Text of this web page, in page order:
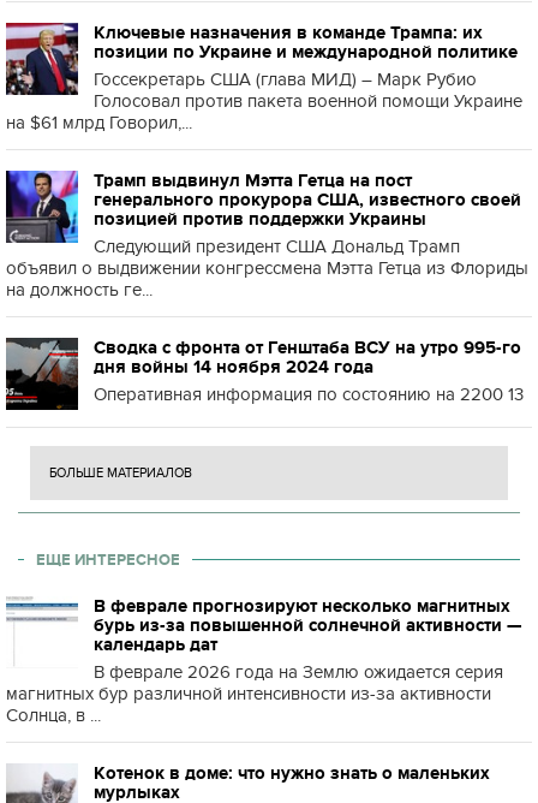
Ключевые назначения в команде Трампа: их
позиции по Украине и международной политике
Госсекретарь США (глава МИД) – Марк Рубио
Голосовал против пакета военной помощи Украине
на $61 млрд Говорил,...
Трамп выдвинул Мэтта Гетца на пост
генерального прокурора США, известного своей
позицией против поддержки Украины
Следующий президент США Дональд Трамп
объявил о выдвижении конгрессмена Мэтта Гетца из Флориды
на должность ге...
Сводка с фронта от Генштаба ВСУ на утро 995-го
дня войны 14 ноября 2024 года
Оперативная информация по состоянию на 2200 13
БОЛЬШЕ МАТЕРИАЛОВ
ЕЩЕ ИНТЕРЕСНОЕ
В феврале прогнозируют несколько магнитных
бурь из-за повышенной солнечной активности —
календарь дат
В феврале 2026 года на Землю ожидается серия
магнитных бур различной интенсивности из-за активности
Солнца, в ...
Котенок в доме: что нужно знать о маленьких
мурлыках